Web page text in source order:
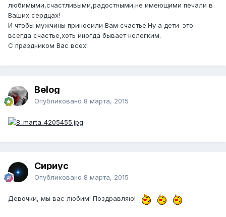
любимыми,счастливыми,радостными,не имеющими печали в
Ваших сердцах!
И чтобы мужчины приносили Вам счастье.Ну а дети-это
всегда счастье,хоть иногда бывает нелегким.
С праздником Вас всех!
Belog
Опубликовано 8 марта, 2015
Сириус
Опубликовано 8 марта, 2015
Девочки, мы вас любим! Поздравляю!